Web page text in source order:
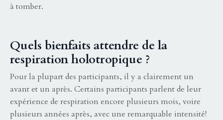
à tomber.
Quels bienfaits attendre de la
respiration holotropique ?
Pour la plupart des participants, il y a clairement un
avant et un après. Certains participants parlent de leur
expérience de respiration encore plusieurs mois, voire
plusieurs années après, avec une remarquable intensité!